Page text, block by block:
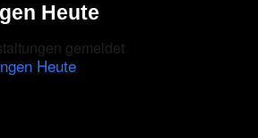
Heute
gemeldet
Heute